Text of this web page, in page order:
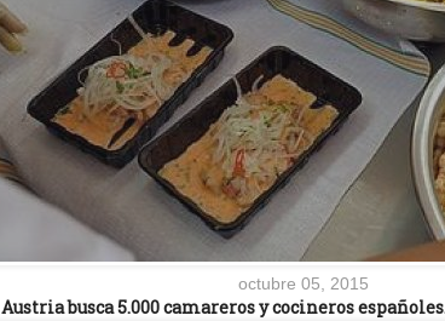
octubre 05, 2015
Austria busca 5.000 camareros y cocineros